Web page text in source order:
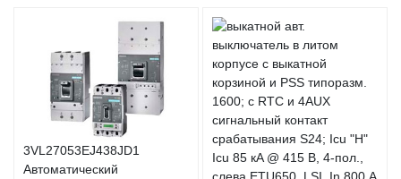
3VL27053EJ438JD1
Автоматический